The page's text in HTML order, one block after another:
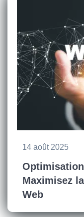
14 août 2025
Maximisez
Web